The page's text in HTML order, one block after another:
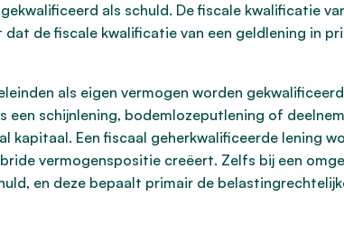
als schuld. De fiscale kwalificatie
de fiscale kwalificatie van een geldlening in
als eigen vermogen worden
schijnlening, bodemlozeputlening of
kapitaal. Een fiscaal geherkwalificeerde lening
vermogenspositie creëert. Zelfs bij een
en deze bepaalt primair de